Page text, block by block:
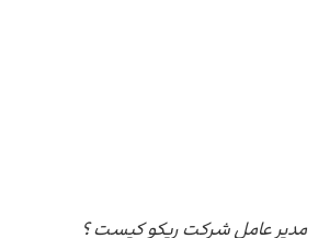
مدیر عامل شرکت ریکو کیست ؟